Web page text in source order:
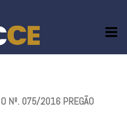
Nº. 075/2016 PREGÃO